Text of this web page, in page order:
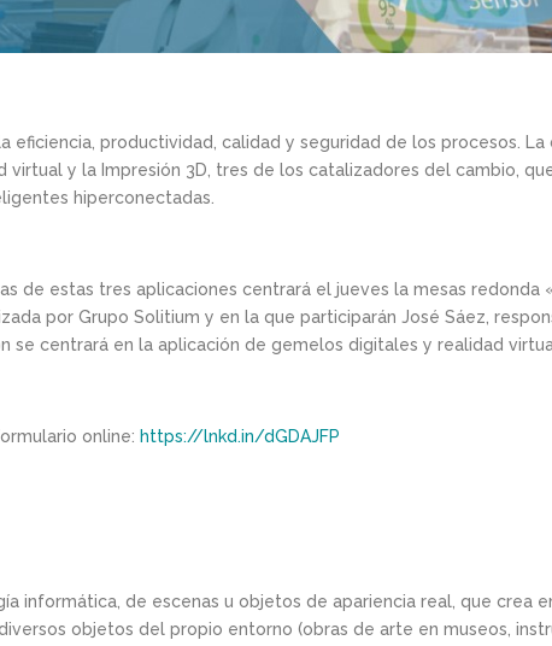
eficiencia, productividad, calidad y seguridad de los procesos.
y la Impresión 3D, tres de los catalizadores del cambio,
hiperconectadas.
de estas tres aplicaciones centrará el jueves la mesas redonda
por Grupo Solitium y en la que participarán José Sáez,
se centrará en la aplicación de gemelos digitales y realidad
online: https://lnkd.in/dGDAJFP
informática, de escenas u objetos de apariencia real, que crea
objetos del propio entorno (obras de arte en museos,